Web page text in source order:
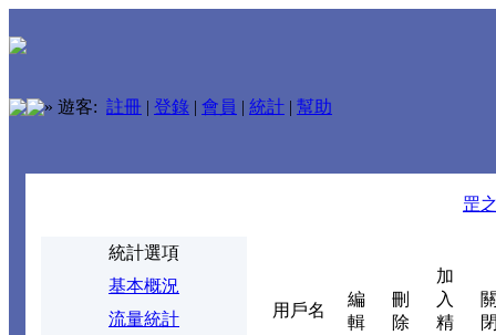
» 遊客: 註冊 | 登錄 | 會員 | 統計 | 幫助
罡
統計選項
基本概況
流量統計
用戶名
編
輯
刪
除
加
入
精